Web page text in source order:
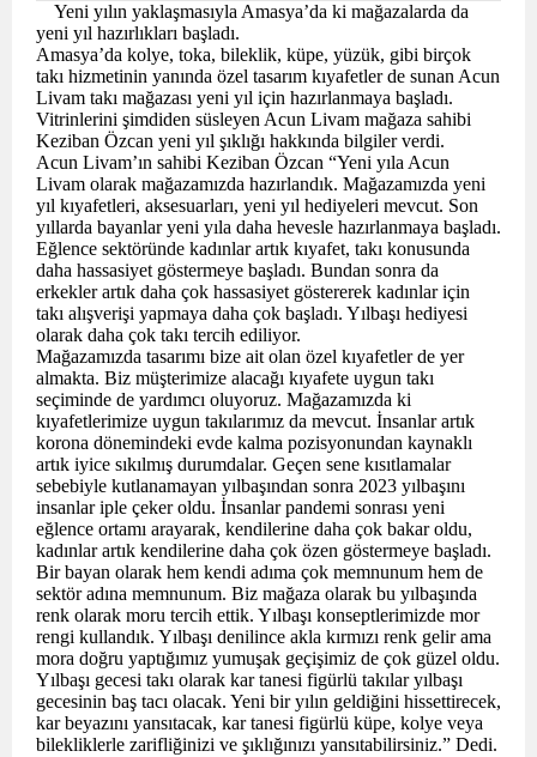
Yeni yılın yaklaşmasıyla Amasya’da ki mağazalarda da
yeni yıl hazırlıkları başladı.
Amasya’da kolye, toka, bileklik, küpe, yüzük, gibi birçok
takı hizmetinin yanında özel tasarım kıyafetler de sunan Acun
Livam takı mağazası yeni yıl için hazırlanmaya başladı.
Vitrinlerini şimdiden süsleyen Acun Livam mağaza sahibi
Keziban Özcan yeni yıl şıklığı hakkında bilgiler verdi.
Acun Livam’ın sahibi Keziban Özcan “Yeni yıla Acun
Livam olarak mağazamızda hazırlandık. Mağazamızda yeni
yıl kıyafetleri, aksesuarları, yeni yıl hediyeleri mevcut. Son
yıllarda bayanlar yeni yıla daha hevesle hazırlanmaya başladı.
Eğlence sektöründe kadınlar artık kıyafet, takı konusunda
daha hassasiyet göstermeye başladı. Bundan sonra da
erkekler artık daha çok hassasiyet göstererek kadınlar için
takı alışverişi yapmaya daha çok başladı. Yılbaşı hediyesi
olarak daha çok takı tercih ediliyor.
Mağazamızda tasarımı bize ait olan özel kıyafetler de yer
almakta. Biz müşterimize alacağı kıyafete uygun takı
seçiminde de yardımcı oluyoruz. Mağazamızda ki
kıyafetlerimize uygun takılarımız da mevcut. İnsanlar artık
korona dönemindeki evde kalma pozisyonundan kaynaklı
artık iyice sıkılmış durumdalar. Geçen sene kısıtlamalar
sebebiyle kutlanamayan yılbaşından sonra 2023 yılbaşını
insanlar iple çeker oldu. İnsanlar pandemi sonrası yeni
eğlence ortamı arayarak, kendilerine daha çok bakar oldu,
kadınlar artık kendilerine daha çok özen göstermeye başladı.
Bir bayan olarak hem kendi adıma çok memnunum hem de
sektör adına memnunum. Biz mağaza olarak bu yılbaşında
renk olarak moru tercih ettik. Yılbaşı konseptlerimizde mor
rengi kullandık. Yılbaşı denilince akla kırmızı renk gelir ama
mora doğru yaptığımız yumuşak geçişimiz de çok güzel oldu.
Yılbaşı gecesi takı olarak kar tanesi figürlü takılar yılbaşı
gecesinin baş tacı olacak. Yeni bir yılın geldiğini hissettirecek,
kar beyazını yansıtacak, kar tanesi figürlü küpe, kolye veya
bilekliklerle zarifliğinizi ve şıklığınızı yansıtabilirsiniz.” Dedi.